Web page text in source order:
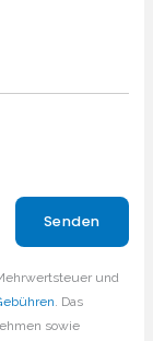
und
. Das
sowie